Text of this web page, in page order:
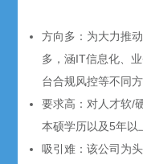
方向多：为大力推
多，涵IT信息化、
台合规风控等不同
要求高：对人才软/
本硕学历以及5年以
吸引难：该公司为